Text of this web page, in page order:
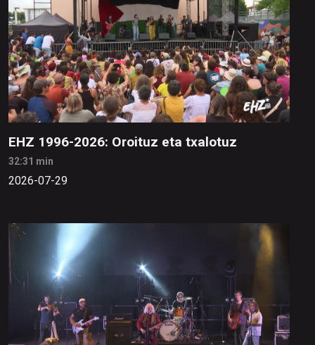
EHZ 1996-2026: Oroituz eta txalotuz
32:31 min
2026-07-29